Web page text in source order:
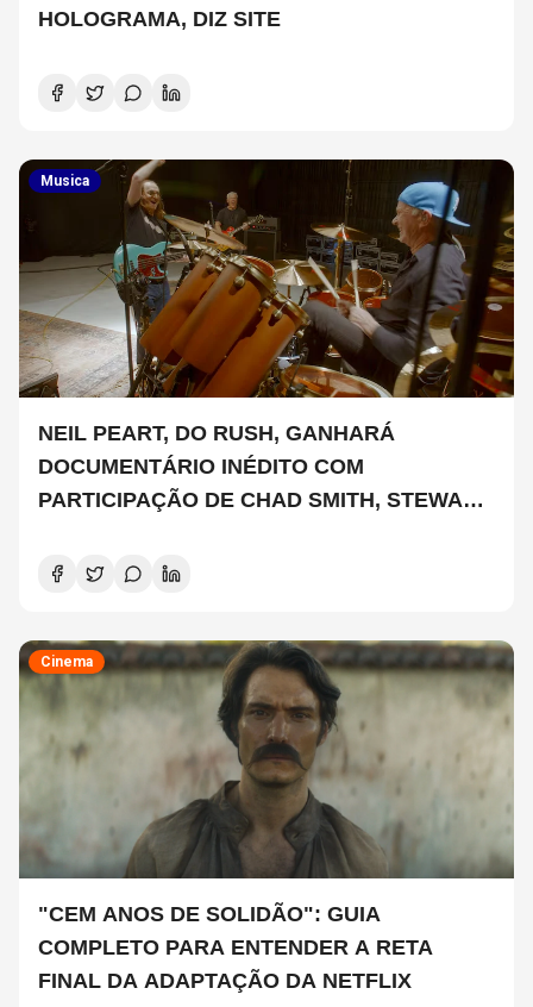
HOLOGRAMA, DIZ SITE
Musica
NEIL PEART, DO RUSH, GANHARÁ
DOCUMENTÁRIO INÉDITO COM
PARTICIPAÇÃO DE CHAD SMITH, STEWART
Cinema
"CEM ANOS DE SOLIDÃO": GUIA
COMPLETO PARA ENTENDER A RETA
FINAL DA ADAPTAÇÃO DA NETFLIX